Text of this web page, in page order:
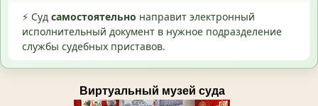
⚡ Суд самостоятельно направит электронный
исполнительный документ в нужное подразделение
службы судебных приставов.
Виртуальный музей суда